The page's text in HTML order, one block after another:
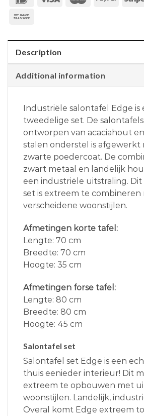
Description
Additional information
Industriële salontafel Edge is
tweedelige set. De
ontworpen van acaciahout
stalen onderstel is afgewerkt
zwarte poedercoat. De
zwart metaal en landelijk
een industriële uitstraling.
set is extreem te combineren
verscheidene woonstijlen.
Afmetingen korte tafel:
Lengte: 70 cm
Breedte: 70 cm
Hoogte: 35 cm
Afmetingen forse tafel:
Lengte: 80 cm
Breedte: 80 cm
Hoogte: 45 cm
Salontafel set
Salontafel set Edge is een
thuis eenieder interieur! Dit
extreem te opbouwen met
woonstijlen. Landelijk,
Overal komt Edge extreem